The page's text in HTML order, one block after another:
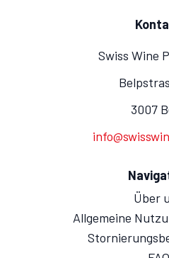
Swiss Wine
3007
Über
Allgemeine